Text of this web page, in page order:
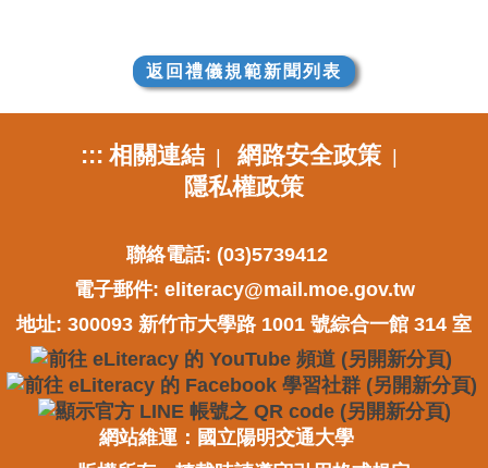
返回禮儀規範新聞列表
::: 相關連結| 網路安全政策|
隱私權政策
聯絡電話: (03)5739412
電子郵件: eliteracy@mail.moe.gov.tw
地址: 300093 新竹市大學路 1001 號綜合一館 314 室
網站維運：國立陽明交通大學